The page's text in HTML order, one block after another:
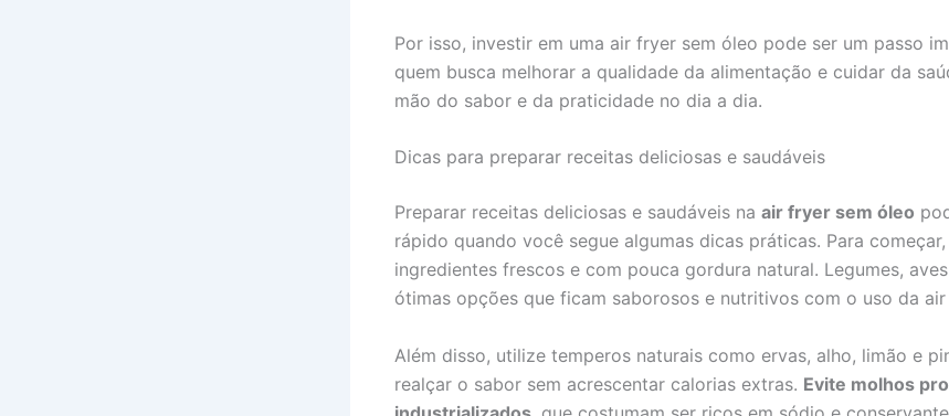
Por isso, investir em uma air fryer sem óleo pode ser um passo
quem busca melhorar a qualidade da alimentação e cuidar da
mão do sabor e da praticidade no dia a dia.
Dicas para preparar receitas deliciosas e saudáveis
Preparar receitas deliciosas e saudáveis na air fryer sem óleo
rápido quando você segue algumas dicas práticas. Para
ingredientes frescos e com pouca gordura natural. Legumes,
ótimas opções que ficam saborosos e nutritivos com o uso da air
Além disso, utilize temperos naturais como ervas, alho, limão e
realçar o sabor sem acrescentar calorias extras. Evite molhos